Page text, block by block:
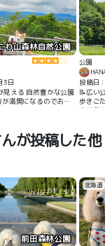
わ山森林自然公園
3日
見える 自然豊かな公園
が満開になるのでおす
公園
HANA
投稿日：
📝広い公
歩きごた
自然豊か
が投稿した他
前田森林公園
北海道